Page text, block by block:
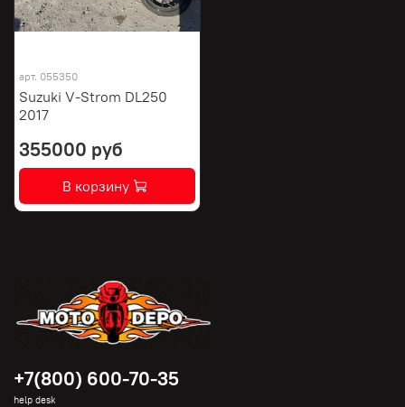
арт. 055350
Suzuki V-Strom DL250
2017
355000 руб
В корзину
+7(800) 600-70-35
help desk